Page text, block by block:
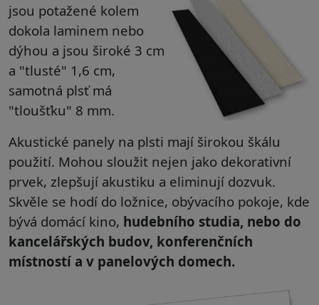
jsou potažené kolem
dokola laminem nebo
dýhou a jsou široké 3 cm
a "tlusté" 1,6 cm,
samotná plsť má
"tloušťku" 8 mm.
Akustické panely na plsti mají širokou škálu
použití. Mohou sloužit nejen jako dekorativní
prvek, zlepšují akustiku a eliminují dozvuk.
Skvěle se hodí do ložnice, obývacího pokoje, kde
bývá domácí kino, hudebního studia, nebo do
kancelářských budov, konferenčních
místností a v panelových domech.